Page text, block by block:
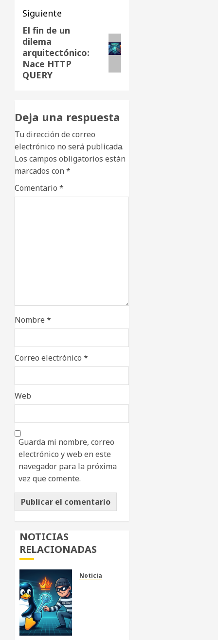
Siguiente
Siguiente
entrada:
El fin de un
dilema
arquitectónico:
Nace HTTP
QUERY
Deja una respuesta
Tu dirección de correo
electrónico no será publicada.
Los campos obligatorios están
marcados con *
Comentario *
Nombre *
Correo electrónico *
Web
Guarda mi nombre, correo
electrónico y web en este
navegador para la próxima
vez que comente.
NOTICIAS
RELACIONADAS
Noticia